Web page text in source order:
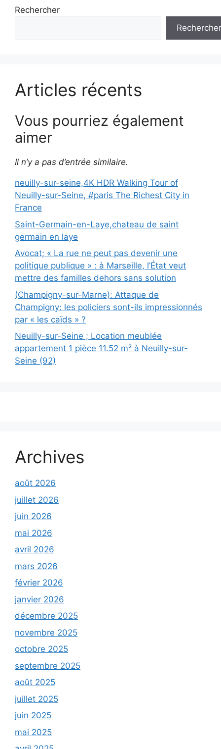
Rechercher
Rechercher
Articles récents
Vous pourriez également
aimer
Il n’y a pas d’entrée similaire.
neuilly-sur-seine,4K HDR Walking Tour of
Neuilly-sur-Seine, #paris The Richest City in
France
Saint-Germain-en-Laye,chateau de saint
germain en laye
Avocat; « La rue ne peut pas devenir une
politique publique » : à Marseille, l’État veut
mettre des familles dehors sans solution
(Champigny-sur-Marne): Attaque de
Champigny: les policiers sont-ils impressionnés
par « les caïds » ?
Neuilly-sur-Seine ; Location meublée
appartement 1 pièce 11.52 m² à Neuilly-sur-
Seine (92)
Archives
août 2026
juillet 2026
juin 2026
mai 2026
avril 2026
mars 2026
février 2026
janvier 2026
décembre 2025
novembre 2025
octobre 2025
septembre 2025
août 2025
juillet 2025
juin 2025
mai 2025